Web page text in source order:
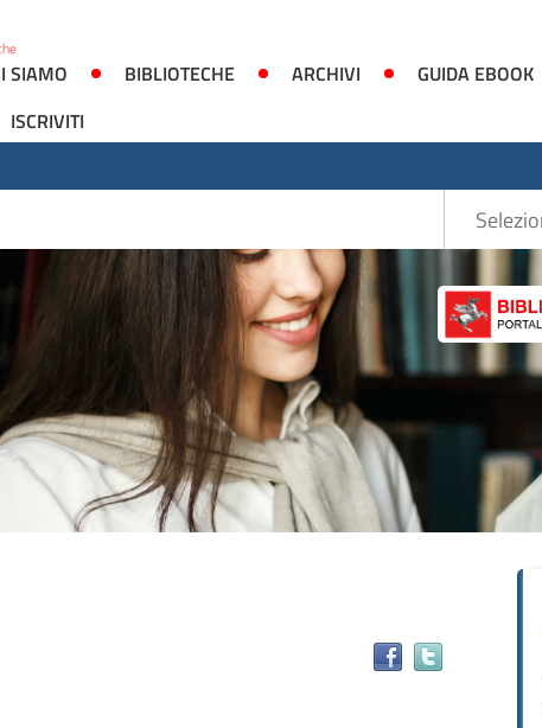
SIAMO BIBLIOTECHE ARCHIVI GUIDA EBOOK
ISCRIVITI
Seleziona
la